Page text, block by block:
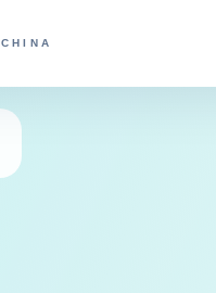
科法斯：携手共创安全贸易 - 首页
CHINA